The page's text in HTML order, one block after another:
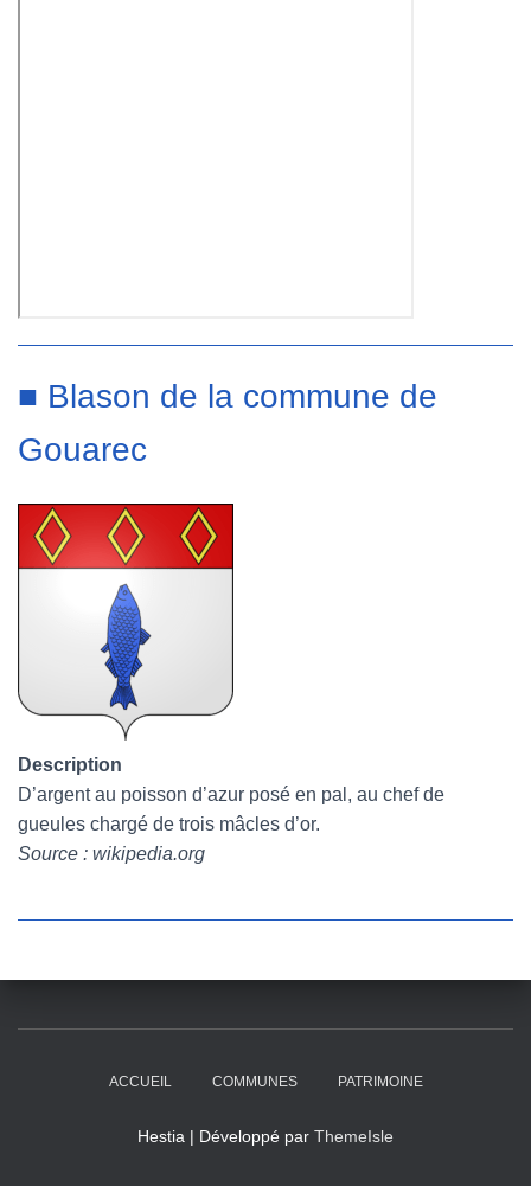
■ Blason de la commune de
Gouarec
Description
D’argent au poisson d’azur posé en pal, au chef de
gueules chargé de trois mâcles d’or.
Source : wikipedia.org
ACCUEIL COMMUNES PATRIMOINE
Hestia | Développé par ThemeIsle